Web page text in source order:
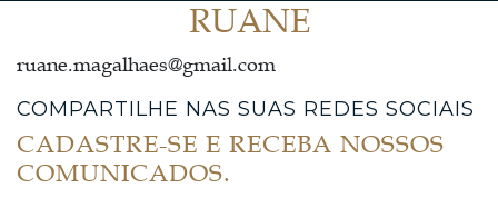
RUANE
ruane.magalhaes@gmail.com
COMPARTILHE NAS SUAS REDES SOCIAIS
CADASTRE-SE E RECEBA NOSSOS
COMUNICADOS.